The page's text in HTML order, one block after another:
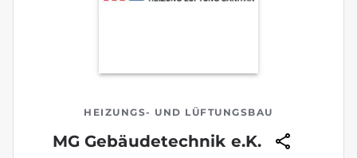
HEIZUNGS- UND LÜFTUNGSBAU
MG Gebäudetechnik e.K.